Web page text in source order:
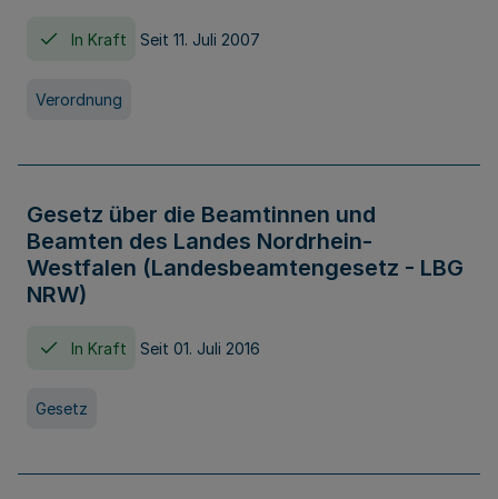
In Kraft Seit 11. Juli 2007
Verordnung
Gesetz über die Beamtinnen und
Beamten des Landes Nordrhein-
Westfalen (Landesbeamtengesetz - LBG
NRW)
In Kraft Seit 01. Juli 2016
Gesetz